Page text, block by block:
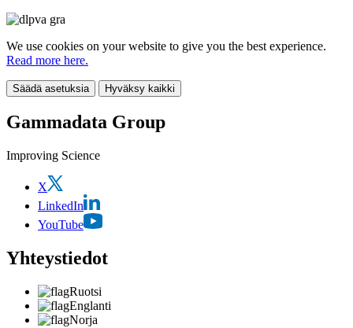
We use cookies on your website to give you the best experience.
Read more here.
Säädä asetuksia Hyväksy kaikki
Gammadata Group
Improving Science
X
LinkedIn
YouTube
Yhteystiedot
Ruotsi
Englanti
Norja